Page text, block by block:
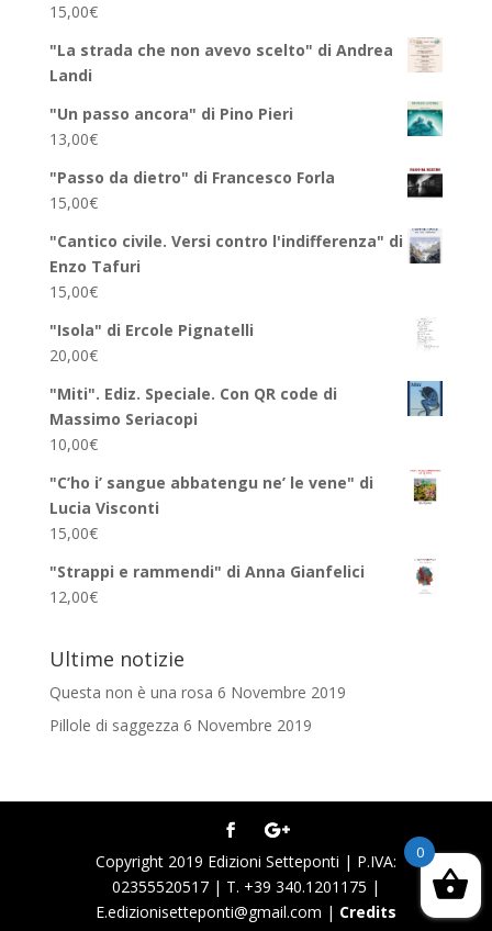
15,00€
"La strada che non avevo scelto" di Andrea
Landi
"Un passo ancora" di Pino Pieri
13,00€
"Passo da dietro" di Francesco Forla
15,00€
"Cantico civile. Versi contro l'indifferenza" di
Enzo Tafuri
15,00€
"Isola" di Ercole Pignatelli
20,00€
"Miti". Ediz. Speciale. Con QR code di
Massimo Seriacopi
10,00€
"C’ho i’ sangue abbatengu ne’ le vene" di
Lucia Visconti
15,00€
"Strappi e rammendi" di Anna Gianfelici
12,00€
Ultime notizie
Questa non è una rosa 6 Novembre 2019
Pillole di saggezza 6 Novembre 2019
Copyright 2019 Edizioni Setteponti | P.IVA:
02355520517 | T. +39 340.1201175 |
E.edizionisetteponti@gmail.com | Credits
0